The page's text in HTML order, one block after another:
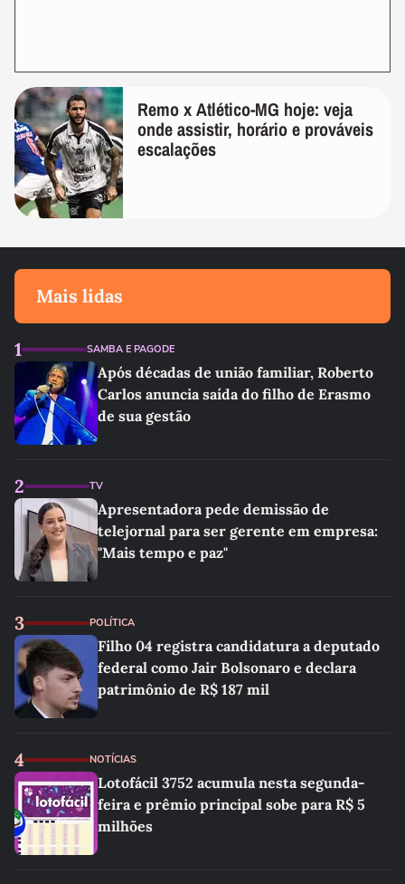
Remo x Atlético-MG hoje: veja
onde assistir, horário e prováveis
escalações
Mais lidas
1 SAMBA E PAGODE
Após décadas de união familiar, Roberto
Carlos anuncia saída do filho de Erasmo
de sua gestão
2 TV
Apresentadora pede demissão de
telejornal para ser gerente em empresa:
"Mais tempo e paz"
3 POLÍTICA
Filho 04 registra candidatura a deputado
federal como Jair Bolsonaro e declara
patrimônio de R$ 187 mil
4 NOTÍCIAS
Lotofácil 3752 acumula nesta segunda-
feira e prêmio principal sobe para R$ 5
milhões